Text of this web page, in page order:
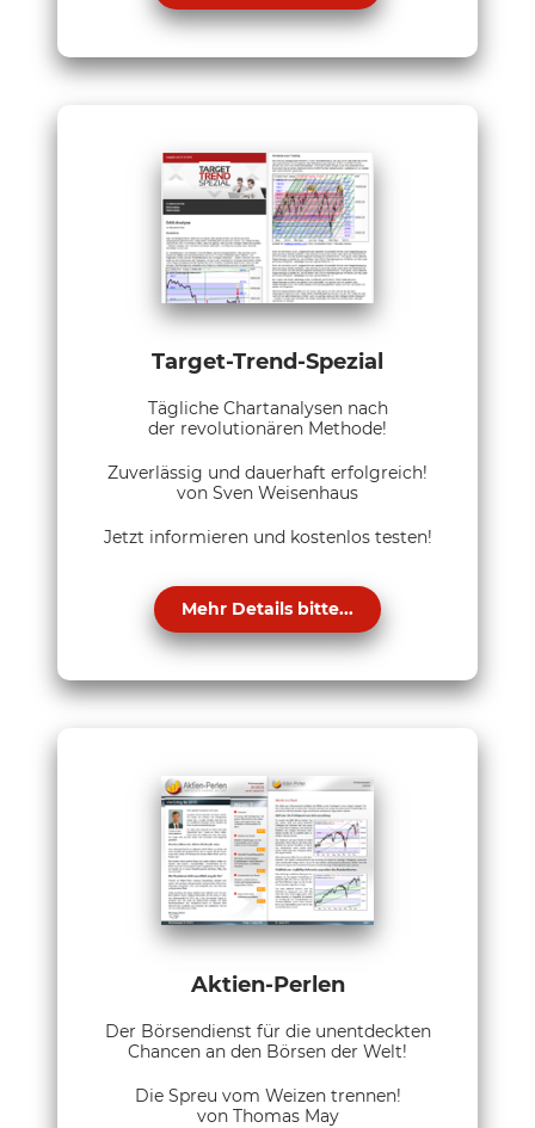
Target-Trend-Spezial
Tägliche Chartanalysen nach
der revolutionären Methode!
Zuverlässig und dauerhaft erfolgreich!
von Sven Weisenhaus
Jetzt informieren und kostenlos testen!
Mehr Details bitte...
Aktien-Perlen
Der Börsendienst für die unentdeckten
Chancen an den Börsen der Welt!
Die Spreu vom Weizen trennen!
von Thomas May